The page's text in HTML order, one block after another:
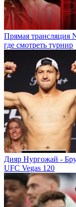
Прямая трансляция
где смотреть турнир
Дияр Нургожай -
UFC Vegas 120